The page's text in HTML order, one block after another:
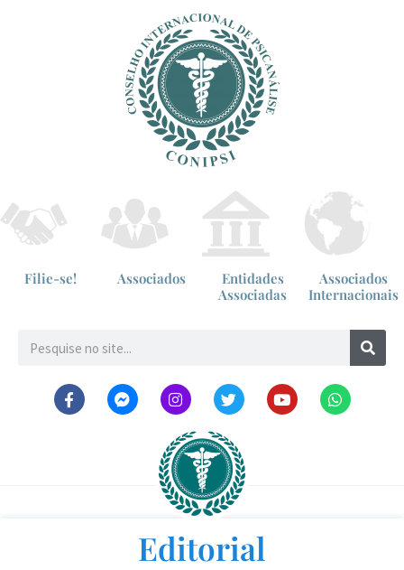
Filie-se! Associados
Entidades
Associadas
Associados
Internacionais
Editorial